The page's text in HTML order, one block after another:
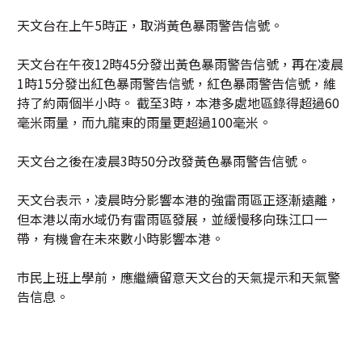
天文台在上午5時正，取消黃色暴雨警告信號。
天文台在午夜12時45分發出黃色暴雨警告信號，再在凌晨
1時15分發出紅色暴雨警告信號，紅色暴雨警告信號，維
持了約兩個半小時。 截至3時，本港多處地區錄得超過60
毫米雨量，而九龍東的雨量更超過100毫米。
天文台之後在凌晨3時50分改發黃色暴雨警告信號。
天文台表示，凌晨時分影響本港的強雷雨區正逐漸遠離，
但本港以南水域仍有雷雨區發展，並緩慢移向珠江口一
帶，有機會在未來數小時影響本港。
市民上班上學前，應繼續留意天文台的天氣提示和天氣警
告信息。